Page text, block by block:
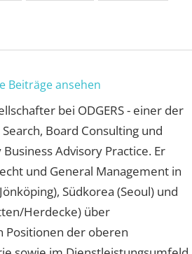
Beiträge ansehen
bei ODGERS - einer der
Board Consulting und
Advisory Practice. Er
und General Management in
Südkorea (Seoul) und
Herdecke) über
Positionen der oberen